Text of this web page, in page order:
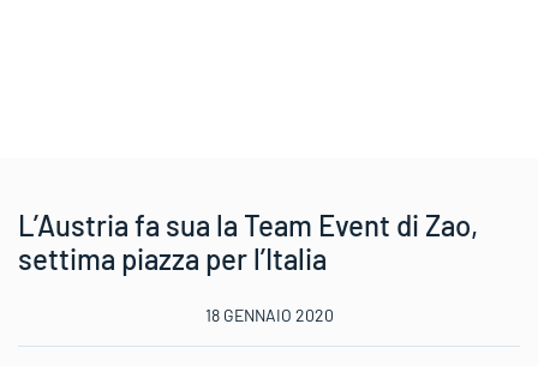
L’Austria fa sua la Team Event di Zao,
settima piazza per l’Italia
18 GENNAIO 2020